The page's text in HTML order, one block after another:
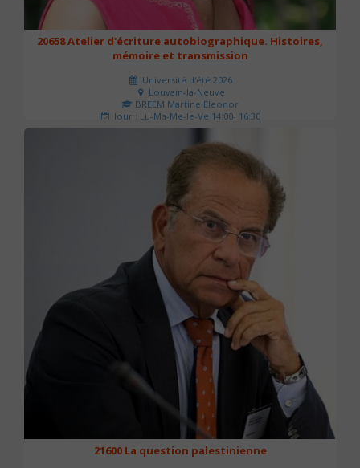
20658 Atelier d'écriture autobiographique. Histoires,
mémoire et transmission
Université d'été 2026
Louvain-la-Neuve
BREEM Martine Eleonor
Jour : Lu-Ma-Me-Je-Ve 14:00- 16:30
Nombre de séances : 3
21600 La question palestinienne